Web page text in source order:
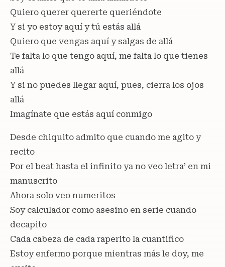
Quiero querer quererte queriéndote
Y si yo estoy aquí y tú estás allá
Quiero que vengas aquí y salgas de allá
Te falta lo que tengo aquí, me falta lo que tienes
allá
Y si no puedes llegar aquí, pues, cierra los ojos
allá
Imagínate que estás aquí conmigo
Desde chiquito admito que cuando me agito y
recito
Por el beat hasta el infinito ya no veo letra’ en mi
manuscrito
Ahora solo veo numeritos
Soy calculador como asesino en serie cuando
decapito
Cada cabeza de cada raperito la cuantifico
Estoy enfermo porque mientras más le doy, me